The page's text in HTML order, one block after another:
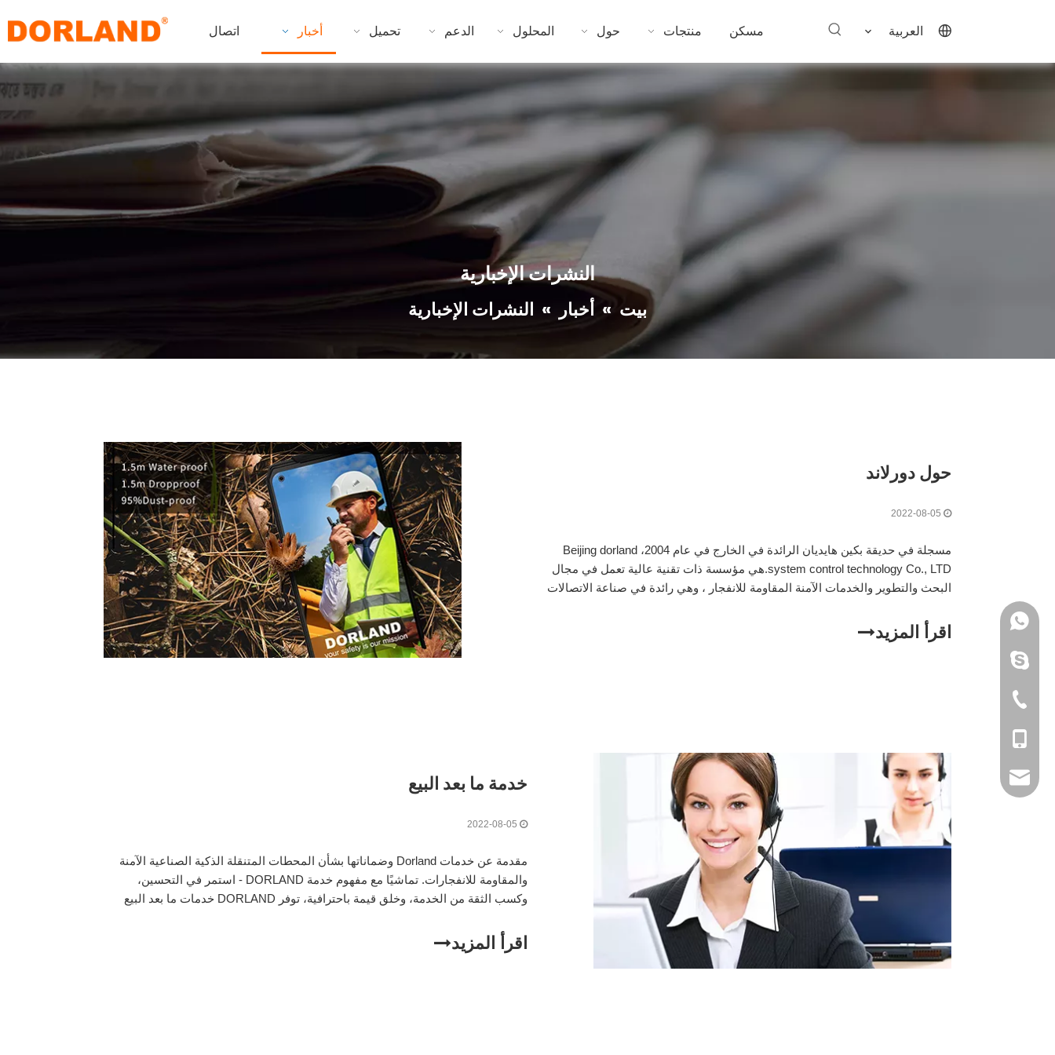
مسكن منتجات حول المحلول الدعم تحميل أخبار اتصال العربية
النشرات الإخبارية
بيت » أخبار » النشرات الإخبارية
حول دورلاند
مسجلة في حديقة بكين هايديان الرائدة في الخارج في عام 2004، Beijing dorland
system control technology Co., LTD.هي مؤسسة ذات تقنية عالية تعمل في مجال
البحث والتطوير والخدمات الآمنة المقاومة للانفجار ، وهي رائدة في صناعة الاتصالات
اقرأ المزيد
خدمة ما بعد البيع
مقدمة عن خدمات Dorland وضماناتها بشأن المحطات المتنقلة الذكية الصناعية الآمنة
والمقاومة للانفجارات. تماشيًا مع مفهوم خدمة DORLAND - استمر في التحسين،
وكسب الثقة من الخدمة، وخلق قيمة باحترافية، توفر DORLAND خدمات ما بعد البيع
اقرأ المزيد
+8613910650041
+86-
+8613910650041
+86-10-